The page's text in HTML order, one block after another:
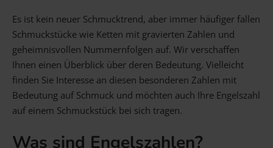
Es ist kein neuer Schmucktrend, aber immer häufiger fallen
Schmuckstücke wie Ketten mit gravierten Zahlen und
geheimnisvollen Nummernfolgen auf. Wir verschaffen
Ihnen einen Überblick über deren Bedeutung. Vielleicht
finden Sie Interesse an diesen besonderen Zahlen mit
Bedeutung auf Schmuck und möchten auch Ihre Engelszahl
auf einem Schmuckstück bei sich tragen.
Was sind Engelszahlen?